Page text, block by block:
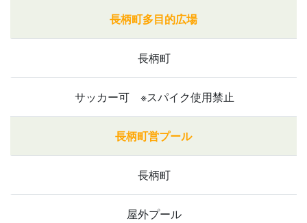
長柄町多目的広場
長柄町
サッカー可 ※スパイク使用禁止
長柄町営プール
長柄町
屋外プール